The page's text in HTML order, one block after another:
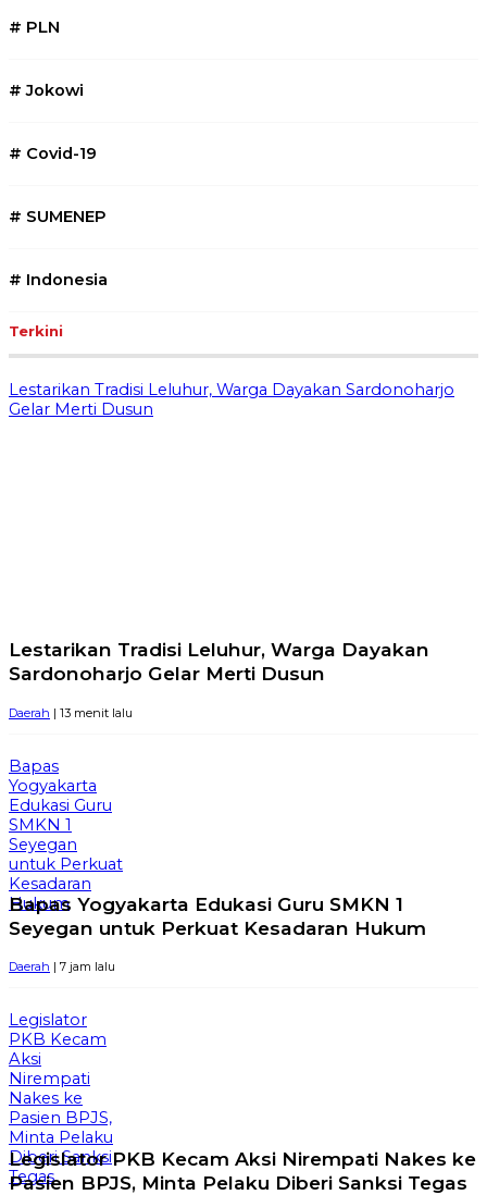
# PLN
# Jokowi
# Covid-19
# SUMENEP
# Indonesia
Terkini
Lestarikan Tradisi Leluhur, Warga Dayakan Sardonoharjo
Gelar Merti Dusun
Lestarikan Tradisi Leluhur, Warga Dayakan
Sardonoharjo Gelar Merti Dusun
Daerah | 13 menit lalu
Bapas
Yogyakarta
Edukasi Guru
SMKN 1
Seyegan
untuk Perkuat
Kesadaran
Hukum
Bapas Yogyakarta Edukasi Guru SMKN 1
Seyegan untuk Perkuat Kesadaran Hukum
Daerah | 7 jam lalu
Legislator
PKB Kecam
Aksi
Nirempati
Nakes ke
Pasien BPJS,
Minta Pelaku
Diberi Sanksi
Tegas
Legislator PKB Kecam Aksi Nirempati Nakes ke
Pasien BPJS, Minta Pelaku Diberi Sanksi Tegas